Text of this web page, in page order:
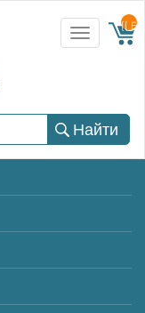
Toggle
navigation
{{
Найти